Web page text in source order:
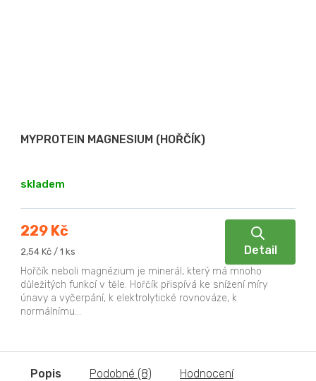
MYPROTEIN MAGNESIUM (HOŘČÍK)
skladem
229 Kč
Měrná
2,54 Kč / 1 ks Detail
Hořčík neboli magnézium je minerál, který má mnoho
důležitých funkcí v těle. Hořčík přispívá ke snížení míry
únavy a vyčerpání, k elektrolytické rovnováze, k
normálnímu...
Popis Podobné (8) Hodnocení